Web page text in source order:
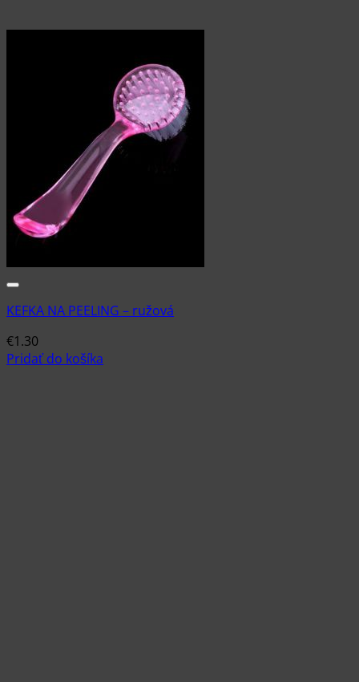
KEFKA NA PEELING – ružová
€1.30
Pridať do košíka